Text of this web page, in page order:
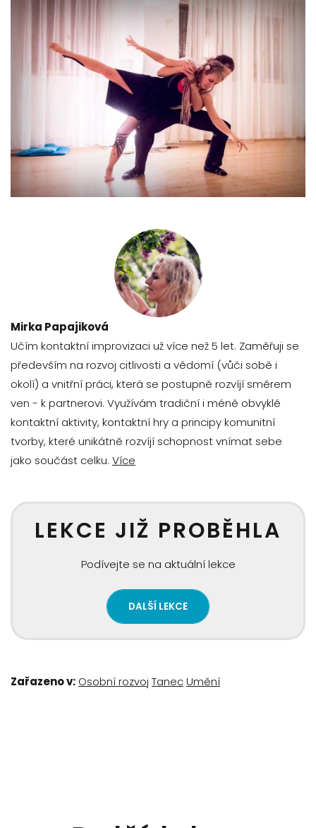
Mirka Papajiková
Učím kontaktní improvizaci už více než 5 let. Zaměřuji se
především na rozvoj citlivosti a vědomí (vůči sobě i
okolí) a vnitřní práci, která se postupně rozvíjí směrem
ven - k partnerovi. Využívám tradiční i méně obvyklé
kontaktní aktivity, kontaktní hry a principy komunitní
tvorby, které unikátně rozvíjí schopnost vnímat sebe
jako součást celku. Více
LEKCE JIŽ PROBĚHLA
Podívejte se na aktuální lekce
DALŠÍ LEKCE
Zařazeno v: Osobní rozvoj TanecUmění